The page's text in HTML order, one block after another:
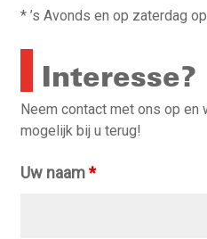
* ’s Avonds en op zaterdag
Interesse?
Neem contact met ons op en
mogelijk bij u terug!
Uw naam*